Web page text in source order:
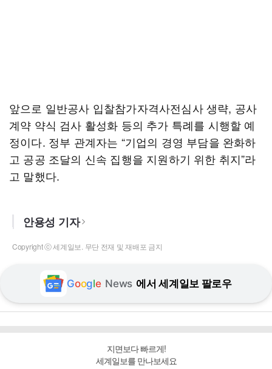
앞으로 일반공사 입찰참가자격사전심사 생략, 공사
계약 약식 검사 활성화 등의 추가 특례를 시행할 예
정이다. 정부 관계자는 “기업의 경영 부담을 완화하
고 공공 조달의 신속 집행을 지원하기 위한 취지”라
고 말했다.
안용성 기자
Copyright ⓒ 세계일보. 무단 전재 및 재배포 금지
Google News 에서 세계일보 팔로우
지면보다 빠르게!
세계일보를 만나보세요